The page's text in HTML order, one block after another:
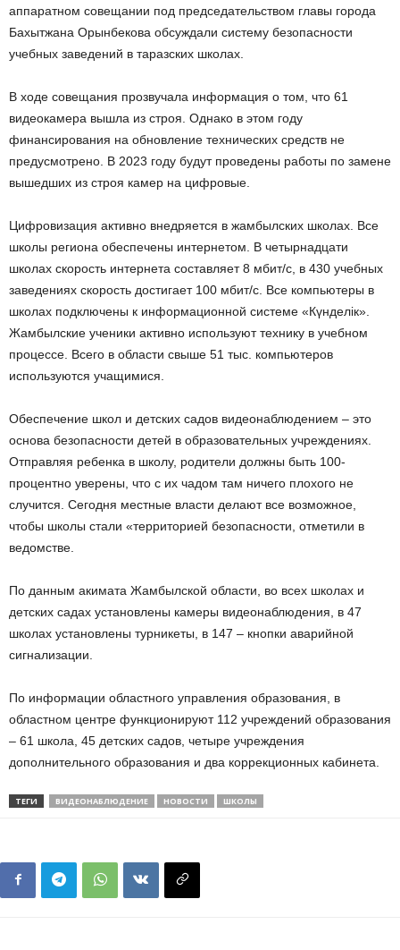
аппаратном совещании под председательством главы города
Бахытжана Орынбекова обсуждали систему безопасности
учебных заведений в таразских школах.
В ходе совещания прозвучала информация о том, что 61
видеокамера вышла из строя. Однако в этом году
финансирования на обновление технических средств не
предусмотрено. В 2023 году будут проведены работы по замене
вышедших из строя камер на цифровые.
Цифровизация активно внедряется в жамбылских школах. Все
школы региона обеспечены интернетом. В четырнадцати
школах скорость интернета составляет 8 мбит/с, в 430 учебных
заведениях скорость достигает 100 мбит/с. Все компьютеры в
школах подключены к информационной системе «Күнделік».
Жамбылские ученики активно используют технику в учебном
процессе. Всего в области свыше 51 тыс. компьютеров
используются учащимися.
Обеспечение школ и детских садов видеонаблюдением – это
основа безопасности детей в образовательных учреждениях.
Отправляя ребенка в школу, родители должны быть 100-
процентно уверены, что с их чадом там ничего плохого не
случится. Сегодня местные власти делают все возможное,
чтобы школы стали «территорией безопасности, отметили в
ведомстве.
По данным акимата Жамбылской области, во всех школах и
детских садах установлены камеры видеонаблюдения, в 47
школах установлены турникеты, в 147 – кнопки аварийной
сигнализации.
По информации областного управления образования, в
областном центре функционируют 112 учреждений образования
– 61 школа, 45 детских садов, четыре учреждения
дополнительного образования и два коррекционных кабинета.
ТЕГИ ВИДЕОНАБЛЮДЕНИЕ НОВОСТИ ШКОЛЫ